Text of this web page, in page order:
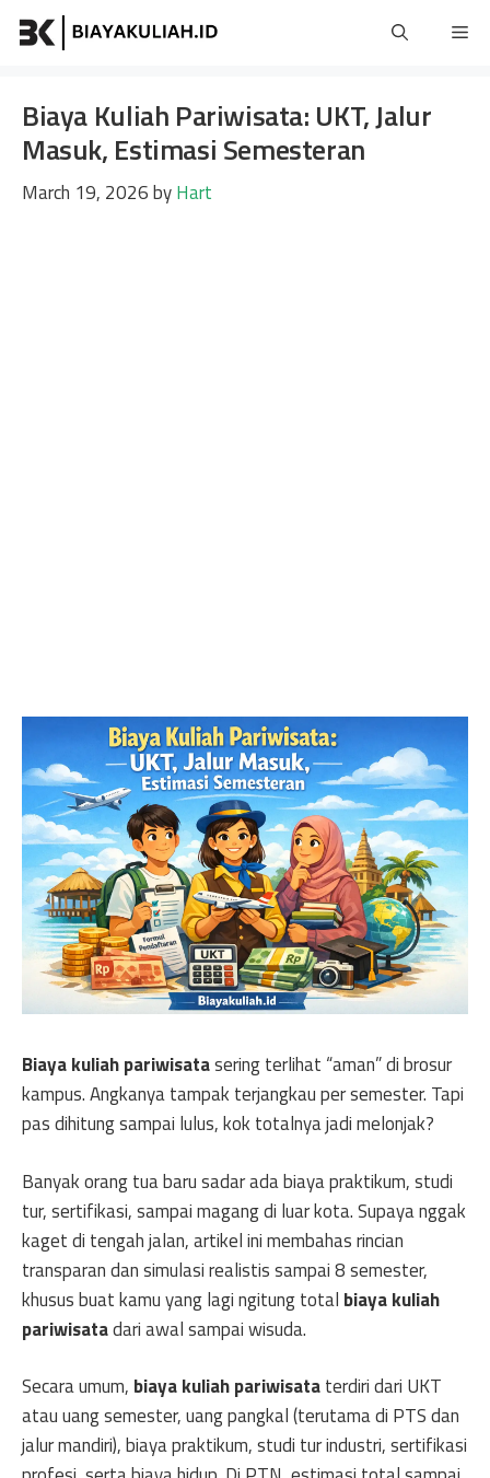
Skip
Biaya Kuliah Pariwisata: UKT, Jalur
Masuk, Estimasi Semesteran
March 19, 2026byHart
Biaya kuliah pariwisatasering terlihat “aman” di brosur
kampus. Angkanya tampak terjangkau per semester. Tapi
pas dihitung sampai lulus, kok totalnya jadi melonjak?
Banyak orang tua baru sadar ada biaya praktikum, studi
tur, sertifikasi, sampai magang di luar kota. Supaya nggak
kaget di tengah jalan, artikel ini membahas rincian
transparan dan simulasi realistis sampai 8 semester,
khusus buat kamu yang lagi ngitung total biaya kuliah
pariwisatadari awal sampai wisuda.
Secara umum, biaya kuliah pariwisataterdiri dari UKT
atau uang semester, uang pangkal (terutama di PTS dan
jalur mandiri), biaya praktikum, studi tur industri, sertifikasi